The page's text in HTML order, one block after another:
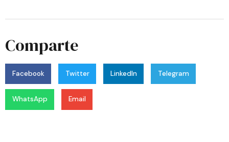
Comparte
Facebook Twitter LinkedIn Telegram
WhatsApp Email